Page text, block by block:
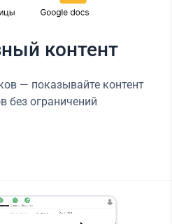
контент
— показывайте контент
без ограничений